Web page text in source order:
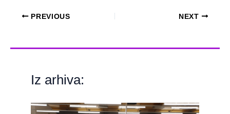
PREVIOUS NEXT
Iz arhiva: